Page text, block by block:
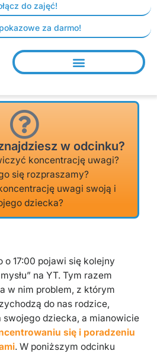
do zajęć!
za darmo!
w odcinku?
koncentrację uwagi?
się rozpraszamy?
uwagi swoją i
dziecka?
o 17:00 pojawi się kolejny
na YT. Tym razem
w nim problem, z którym
do nas rodzice,
swojego dziecka, a mianowicie
się i poradzeniu
. W poniższym odcinku